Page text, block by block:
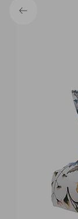
pris
Tilbake